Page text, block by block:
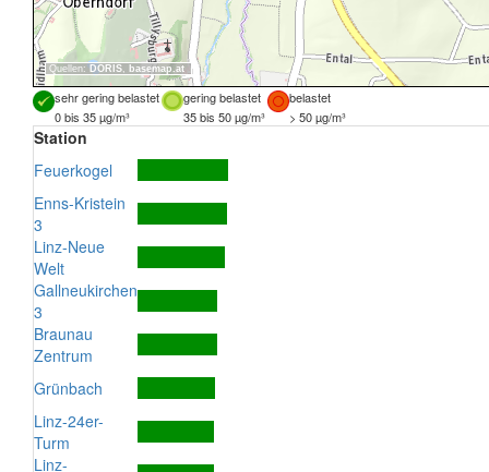
Quellen: DORIS, basemap.at
sehr gering belastet gering belastet
belastet
0 bis 35 µg/m³
35 bis 50 µg/m³ > 50 µg/m³
Station
Feuerkogel
Enns-Kristein
3
Linz-Neue
Welt
Gallneukirchen
3
Braunau
Zentrum
Grünbach
Linz-24er-
Turm
Linz-